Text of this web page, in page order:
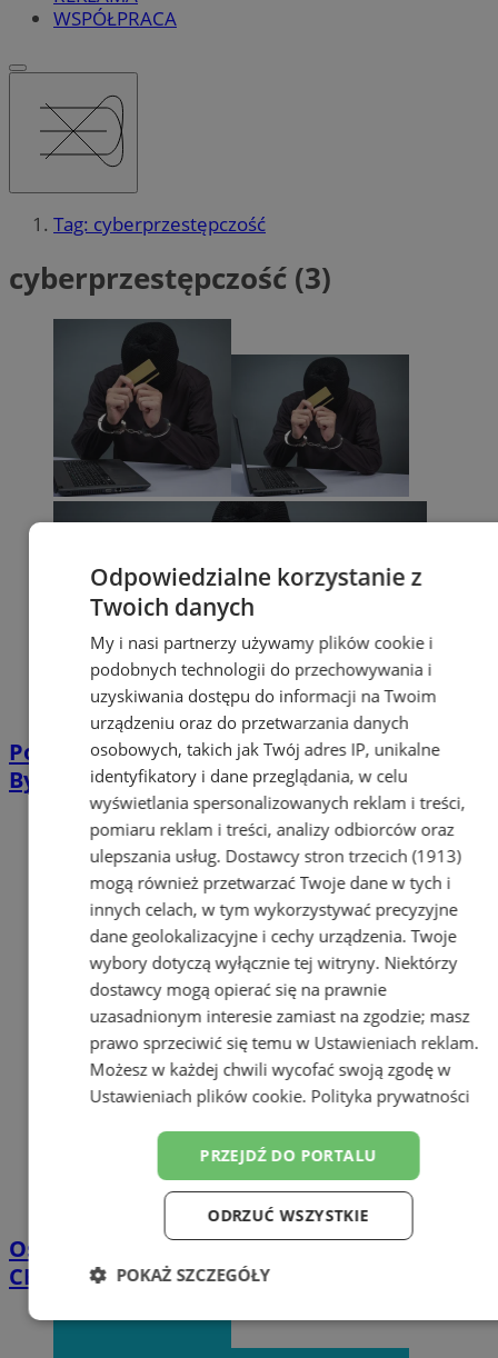
WSPÓŁPRACA
Tag: cyberprzestępczość
cyberprzestępczość (3)
Ponad 60 osób padło ofiarą oszustki z
Bytomia. Grozi jej 12 lat więzienia!
Oszustwa telefoniczne: fałszywi policjanci
CBZC wyłudzają pieniądze
Odpowiedzialne korzystanie z
Twoich danych
My i nasi partnerzy używamy plików cookie i
podobnych technologii do przechowywania i
uzyskiwania dostępu do informacji na Twoim
urządzeniu oraz do przetwarzania danych
osobowych, takich jak Twój adres IP, unikalne
identyfikatory i dane przeglądania, w celu
wyświetlania spersonalizowanych reklam i treści,
pomiaru reklam i treści, analizy odbiorców oraz
ulepszania usług. Dostawcy stron trzecich (1913)
mogą również przetwarzać Twoje dane w tych i
innych celach, w tym wykorzystywać precyzyjne
dane geolokalizacyjne i cechy urządzenia. Twoje
wybory dotyczą wyłącznie tej witryny. Niektórzy
dostawcy mogą opierać się na prawnie
uzasadnionym interesie zamiast na zgodzie; masz
prawo sprzeciwić się temu w Ustawieniach reklam.
Możesz w każdej chwili wycofać swoją zgodę w
Ustawieniach plików cookie. Polityka prywatności
PRZEJDŹ DO PORTALU
ODRZUĆ WSZYSTKIE
POKAŻ SZCZEGÓŁY
Niezbędne Wydajność Targetowanie